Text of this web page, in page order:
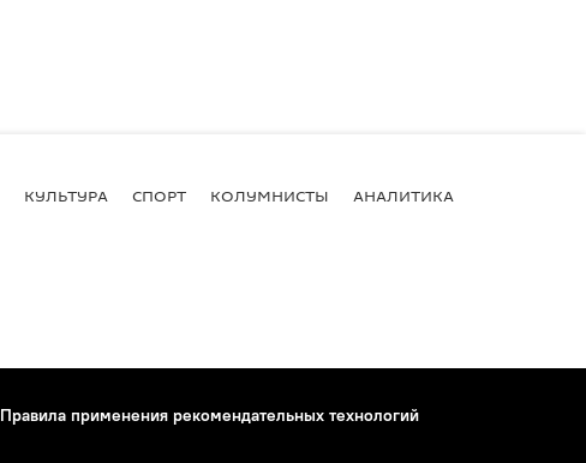
КУЛЬТУРА СПОРТ КОЛУМНИСТЫ АНАЛИТИКА
Правила применения рекомендательных технологий